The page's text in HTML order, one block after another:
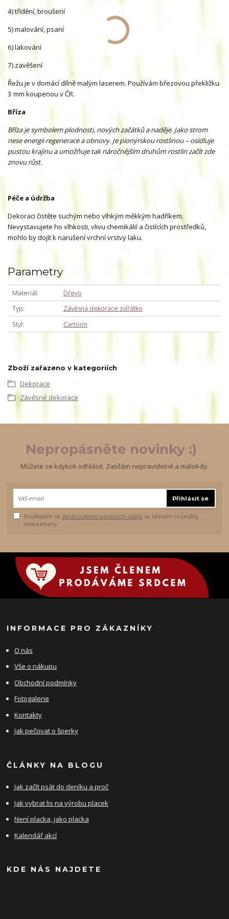
4) třídění, broušení
5) malování, psaní
6) lakování
7) zavěšení
Řežu je v domácí dílně malým laserem. Používám březovou překližku
3 mm koupenou v ČR.
Bříza
Bříza je symbolem plodnosti, nových začátků a naděje. Jako strom
nese energii regenerace a obnovy. Je pionýrskou rostlinou – osídluje
pustou krajinu a umožňuje tak náročnějším druhům rostlin začít zde
znovu růst.
Péče a údržba
Dekoraci čistěte suchým nebo vlhkým měkkým hadříkem.
Nevystavujete ho vlhkosti, vlivu chemikálií a čistících prostředků,
mohlo by dojít k narušení vrchní vrstvy laku.
Parametry
Materiál
Dřevo
Typ
Závěsná dekorace zvířátko
Styl
Cartoon
Zboží zařazeno v kategoriích
Dekorace
Závěsné dekorace
Nepropásněte novinky :)
Můžete se kdykoli odhlásit. Zasílám nepravidelně a málokdy.
Přihlásit se
Souhlasím se zpracováním osobních údajů za účelem rozesílky
newsletteru.
INFORMACE PRO ZÁKAZNÍKY
O nás
Vše o nákupu
Obchodní podmínky
Fotogalerie
Kontakty
Jak pečovat o šperky
ČLÁNKY NA BLOGU
Jak začít psát do deníku a proč
Jak vybrat lis na výrobu placek
Není placka, jako placka
Kalendář akcí
KDE NÁS NAJDETE